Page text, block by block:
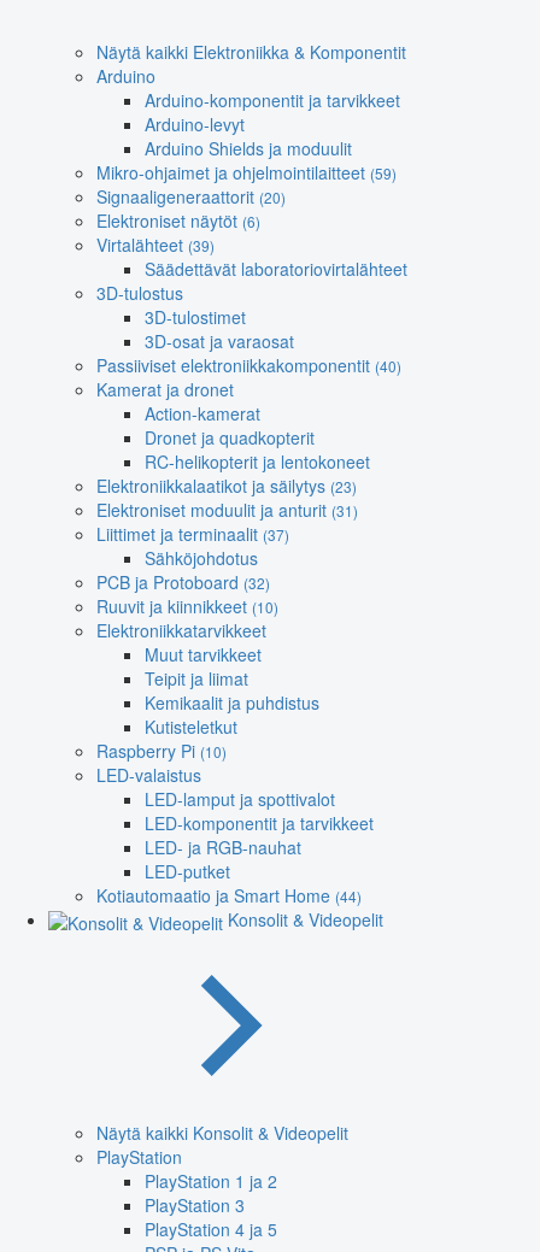
Näytä kaikki Elektroniikka & Komponentit
Arduino
Arduino-komponentit ja tarvikkeet
Arduino-levyt
Arduino Shields ja moduulit
Mikro-ohjaimet ja ohjelmointilaitteet (59)
Signaaligeneraattorit (20)
Elektroniset näytöt (6)
Virtalähteet (39)
Säädettävät laboratoriovirtalähteet
3D-tulostus
3D-tulostimet
3D-osat ja varaosat
Passiiviset elektroniikkakomponentit (40)
Kamerat ja dronet
Action-kamerat
Dronet ja quadkopterit
RC-helikopterit ja lentokoneet
Elektroniikkalaatikot ja säilytys (23)
Elektroniset moduulit ja anturit (31)
Liittimet ja terminaalit (37)
Sähköjohdotus
PCB ja Protoboard (32)
Ruuvit ja kiinnikkeet (10)
Elektroniikkatarvikkeet
Muut tarvikkeet
Teipit ja liimat
Kemikaalit ja puhdistus
Kutisteletkut
Raspberry Pi (10)
LED-valaistus
LED-lamput ja spottivalot
LED-komponentit ja tarvikkeet
LED- ja RGB-nauhat
LED-putket
Kotiautomaatio ja Smart Home (44)
Konsolit & Videopelit
Näytä kaikki Konsolit & Videopelit
PlayStation
PlayStation 1 ja 2
PlayStation 3
PlayStation 4 ja 5